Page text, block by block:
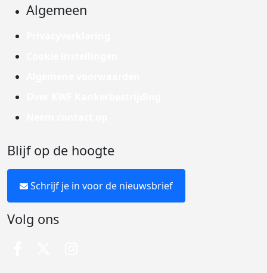
Algemeen
Blijf op de hoogte
Schrijf je in voor de nieuwsbrief
Volg ons